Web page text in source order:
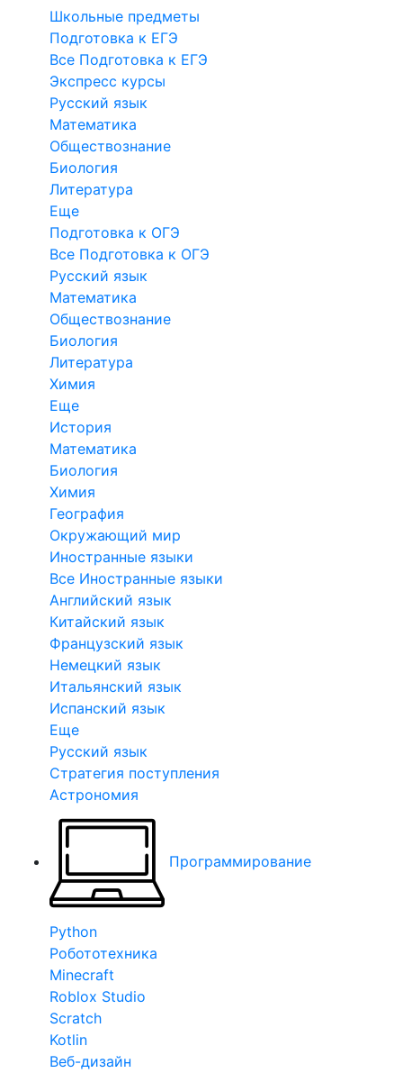
Школьные предметы
Подготовка к ЕГЭ
Все Подготовка к ЕГЭ
Экспресс курсы
Русский язык
Математика
Обществознание
Биология
Литература
Еще
Подготовка к ОГЭ
Все Подготовка к ОГЭ
Русский язык
Математика
Обществознание
Биология
Литература
Химия
Еще
История
Математика
Биология
Химия
География
Окружающий мир
Иностранные языки
Все Иностранные языки
Английский язык
Китайский язык
Французский язык
Немецкий язык
Итальянский язык
Испанский язык
Еще
Русский язык
Стратегия поступления
Астрономия
Программирование
Python
Робототехника
Minecraft
Roblox Studio
Scratch
Kotlin
Веб-дизайн